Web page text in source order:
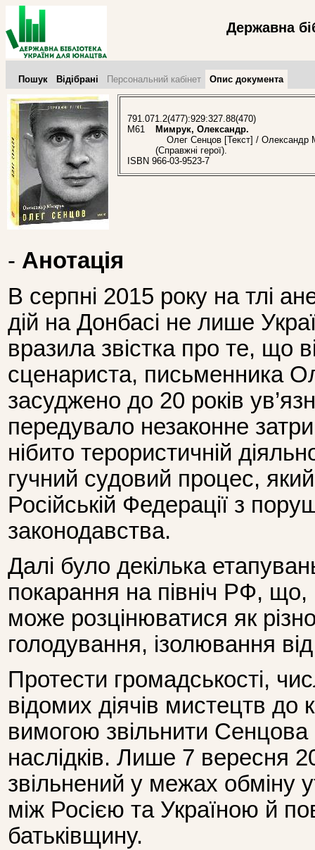
Державна
Пошук Відібрані Персональний кабінет Опис документа
791.071.2(477):929:327.88(470)
М61
Мимрук, Олександр.
Олег Сенцов [Текст] /
(Справжні герої).
ISBN 966-03-9523-7
- Анотація
В серпні 2015 року на тлі
дій на Донбасі не лише
вразила звістка про те, що
сценариста, письменника
засуджено до 20 років
передувало незаконне
нібито терористичній
гучний судовий процес,
Російській Федерації з
законодавства.
Далі було декілька
покарання на північ РФ, що,
може розцінюватися як
голодування, ізолювання
Протести громадськості,
відомих діячів мистецтв до
вимогою звільнити
наслідків. Лише 7 вересня
звільнений у межах обміну
між Росією та Україною й
батьківщину.